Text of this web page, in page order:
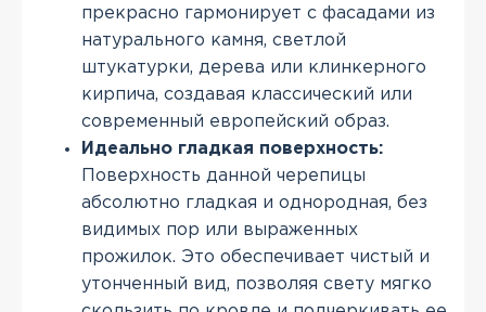
прекрасно гармонирует с фасадами из
натурального камня, светлой
штукатурки, дерева или клинкерного
кирпича, создавая классический или
современный европейский образ.
Идеально гладкая поверхность:
Поверхность данной черепицы
абсолютно гладкая и однородная, без
видимых пор или выраженных
прожилок. Это обеспечивает чистый и
утонченный вид, позволяя свету мягко